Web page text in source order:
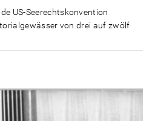
US-Seerechtskonvention
von drei auf zwölf